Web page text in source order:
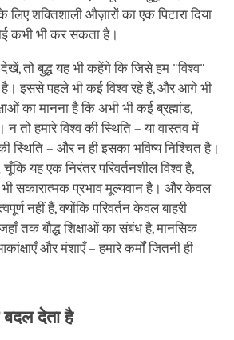
लिए शक्तिशाली औज़ारों का एक पिटारा दिया
कभी भी कर सकता है।
तो बुद्ध यह भी कहेंगे कि जिसे हम "विश्व"
इससे पहले भी कई विश्व रहे हैं, और आगे भी
का मानना है कि अभी भी कई ब्रह्मांड,
तो हमारे विश्व की स्थिति – या वास्तव में
स्थिति – और न ही इसका भविष्य निश्चित है।
यह एक निरंतर परिवर्तनशील विश्व है,
भी सकारात्मक प्रभाव मूल्यवान है। और केवल
नहीं हैं, क्योंकि परिवर्तन केवल बाहरी
तक बौद्ध शिक्षाओं का संबंध है, मानसिक
और मंशाएँ – हमारे कर्मों जितनी ही
देता है